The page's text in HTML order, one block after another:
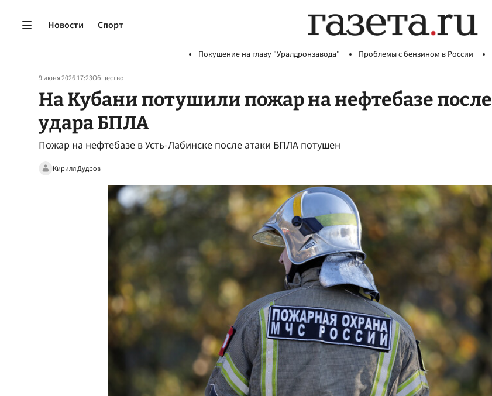
Новости Спорт
Покушение на главу "Уралдронзавода" Проблемы с бензином в России
9 июня 2026 17:23Общество
На Кубани потушили пожар на нефтебазе после
удара БПЛА
Пожар на нефтебазе в Усть-Лабинске после атаки БПЛА потушен
Кирилл Дудров